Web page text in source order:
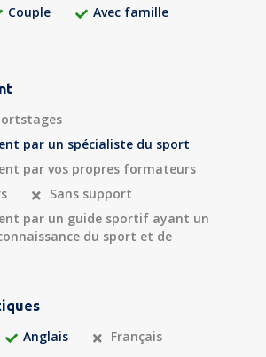
Couple
Avec famille
par un spécialiste du sport
par vos propres formateurs
Sans support
par un guide sportif ayant un
du sport et de
Anglais Français